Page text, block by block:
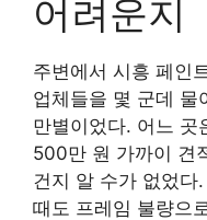
어려운지
주변에서 시흥 페인
업체들을 몇 군데 물
만별이었다. 어느
500만 원 가까이 견
건지 알 수가 없었다
때도 프레임 불량으